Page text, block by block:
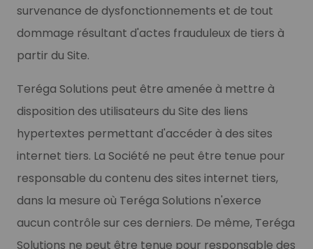
survenance de dysfonctionnements et de tout
dommage résultant d'actes frauduleux de tiers à
partir du Site.
Teréga Solutions peut être amenée à mettre à
disposition des utilisateurs du Site des liens
hypertextes permettant d'accéder à des sites
internet tiers. La Société ne peut être tenue pour
responsable du contenu des sites internet tiers,
dans la mesure où Teréga Solutions n'exerce
aucun contrôle sur ces derniers. De même, Teréga
Solutions ne peut être tenue pour responsable des